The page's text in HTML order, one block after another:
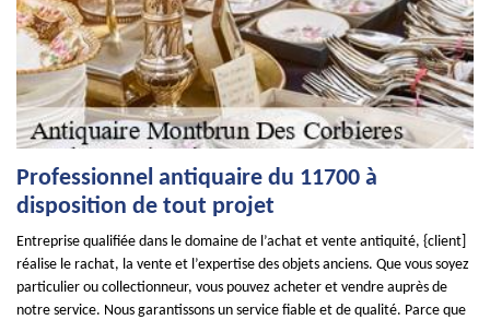
Professionnel antiquaire du 11700 à
disposition de tout projet
Entreprise qualifiée dans le domaine de l’achat et vente antiquité, {client]
réalise le rachat, la vente et l’expertise des objets anciens. Que vous soyez
particulier ou collectionneur, vous pouvez acheter et vendre auprès de
notre service. Nous garantissons un service fiable et de qualité. Parce que